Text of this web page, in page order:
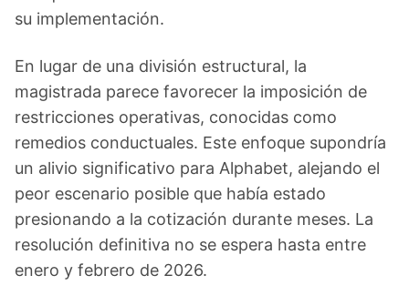
su implementación.
En lugar de una división estructural, la
magistrada parece favorecer la imposición de
restricciones operativas, conocidas como
remedios conductuales. Este enfoque supondría
un alivio significativo para Alphabet, alejando el
peor escenario posible que había estado
presionando a la cotización durante meses. La
resolución definitiva no se espera hasta entre
enero y febrero de 2026.